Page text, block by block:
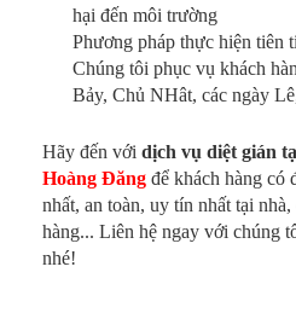
hại đến môi trường
Phương pháp thực hiện tiên
Chúng tôi phục vụ khách
Bảy, Chủ NHât, các ngày
Hãy đến với dịch vụ diệt gián
Hoàng Đăng để khách hàng có
nhất, an toàn, uy tín nhất tại
hàng... Liên hệ ngay với chúng
nhé!